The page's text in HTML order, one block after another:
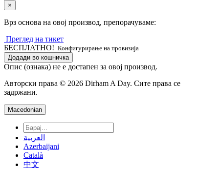
×
Врз основа на овој производ, препорачуваме:
Преглед на тикет
БЕСПЛАТНО! Конфигурирање на провизија
Додади во кошничка
Опис (ознака) не е достапен за овој производ.
Авторски права © 2026 Dirham A Day. Сите права се
задржани.
Macedonian
العربية
Azerbaijani
Català
中文